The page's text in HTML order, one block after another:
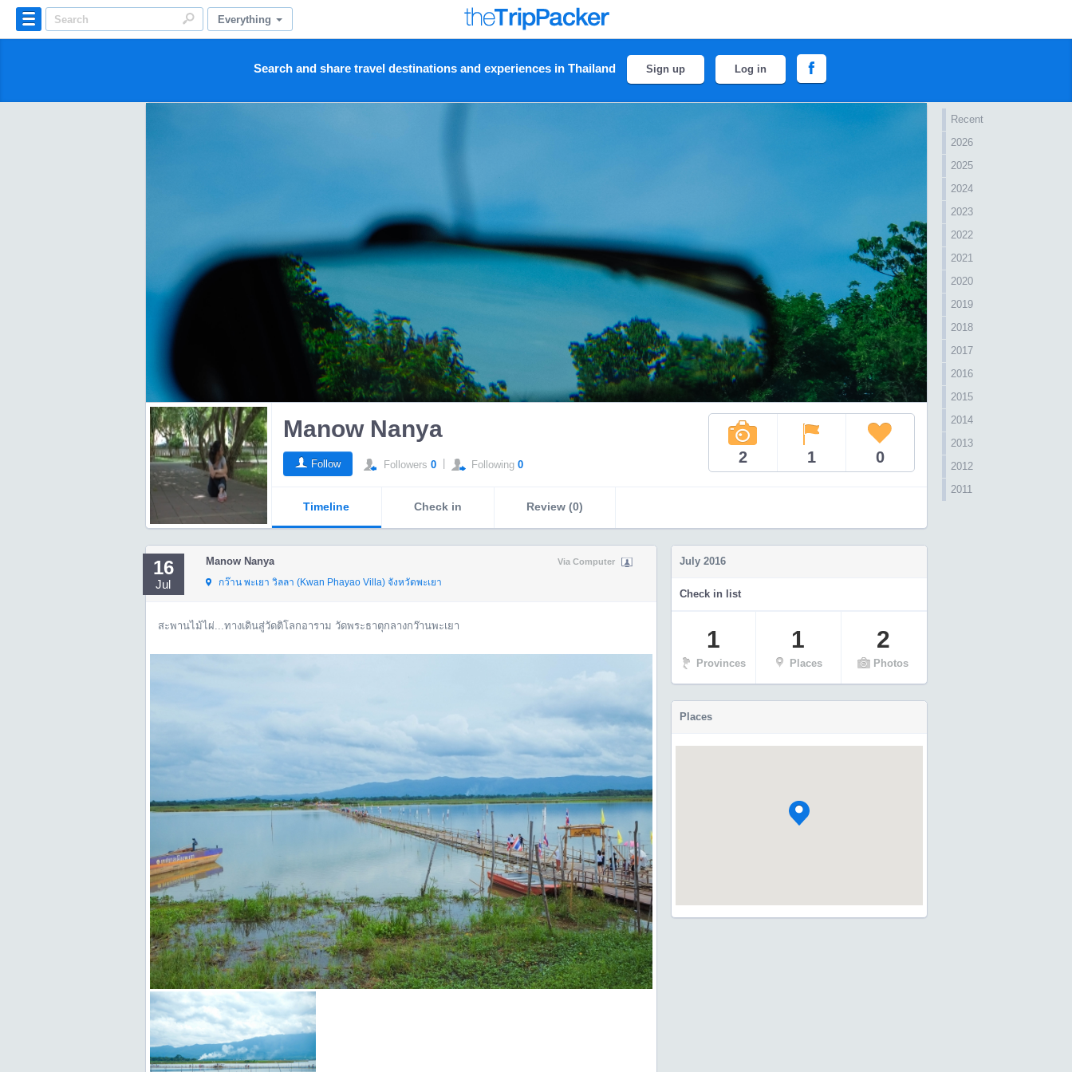
Everything
Search and share travel destinations and experiences in Thailand Sign up Log in
Recent
2026
2025
2024
2023
2022
2021
2020
2019
2018
2017
2016
2015
2014
2013
2012
2011
Manow Nanya
2 1 0
Follow Followers 0| Following 0
Timeline Check in Review (0)
16
Jul
Via Computer
Manow Nanya
กว๊าน พะเยา วิลลา (Kwan Phayao Villa)จังหวัดพะเยา
สะพานไม้ไผ่...ทางเดินสู่วัดติโลกอาราม วัดพระธาตุกลางกว๊านพะเยา
July 2016
Check in list
1
Provinces
1
Places
2
Photos
Places